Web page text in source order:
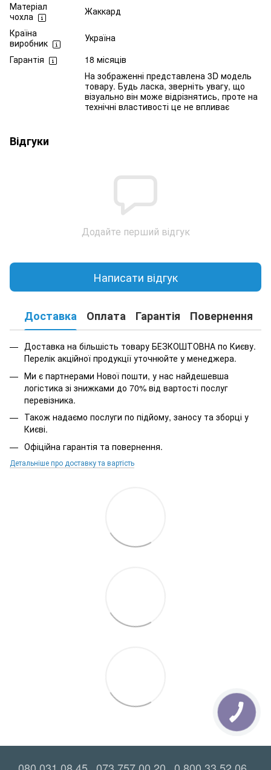
Матеріал
чохла
Жаккард
Країна
виробник
Україна
Гарантія
18 місяців
На зображенні представлена 3D модель
товару. Будь ласка, зверніть увагу, що
візуально він може відрізнятись, проте на
технічні властивості це не впливає
Відгуки
Додайте перший відгук
Написати відгук
Доставка Оплата Гарантія Повернення
Доставка на більшість товару БЕЗКОШТОВНА по Києву.
Перелік акційної продукції уточнюйте у менеджера.
Ми є партнерами Нової пошти, у нас найдешевша
логістика зі знижками до 70% від вартості послуг
перевізника.
Також надаємо послуги по підйому, заносу та зборці у
Києві.
Офіційна гарантія та повернення.
Детальніше про доставку та вартість